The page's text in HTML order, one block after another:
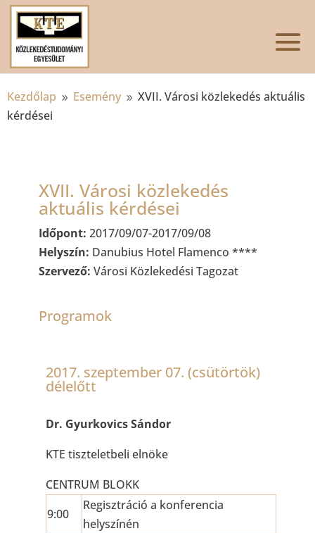
Kezdőlap 9 Esemény 9 XVII. Városi közlekedés aktuális
kérdései
XVII. Városi közlekedés
aktuális kérdései
Időpont: 2017/09/07-2017/09/08
Helyszín: Danubius Hotel Flamenco ****
Szervező: Városi Közlekedési Tagozat
Programok
2017. szeptember 07. (csütörtök)
délelőtt
Dr. Gyurkovics Sándor
KTE tiszteletbeli elnöke
CENTRUM BLOKK
9:00
Regisztráció a konferencia
helyszínén